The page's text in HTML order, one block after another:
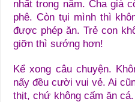
nhất trong năm. Cha già
phê. Còn tụi mình thì
được phép ăn. Trẻ con
giỡn thì sướng hơn!
Kể xong câu chuyện.
nấy đều cười vui vẻ. Ai
thịt, chứ không cấm ăn